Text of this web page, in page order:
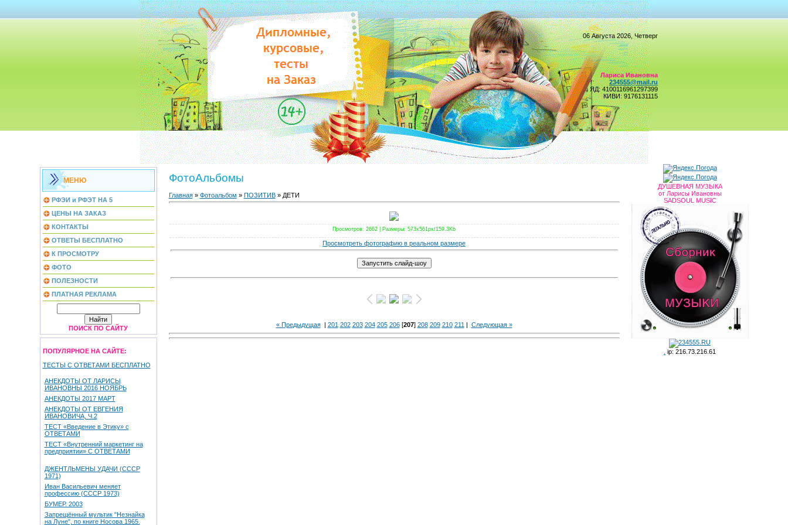
06 Августа 2026, Четверг
Лариса Ивановна
234555@mail.ru
ЯД: 4100116961297399
КИВИ: 9176131115
МЕНЮ
РФЭИ и РФЭТ НА 5
ЦЕНЫ НА ЗАКАЗ
КОНТАКТЫ
ОТВЕТЫ БЕСПЛАТНО
К ПРОСМОТРУ
ФОТО
ПОЛЕЗНОСТИ
ПЛАТНАЯ РЕКЛАМА
ПОИСК ПО САЙТУ
ПОПУЛЯРНОЕ НА САЙТЕ:
ТЕСТЫ С ОТВЕТАМИ БЕСПЛАТНО
АНЕКДОТЫ ОТ ЛАРИСЫ
ИВАНОВНЫ 2016 НОЯБРЬ
АНЕКДОТЫ 2017 МАРТ
АНЕКДОТЫ ОТ ЕВГЕНИЯ
ИВАНОВИЧА, Ч.2
ТЕСТ «Введение в Этику» с
ОТВЕТАМИ
ТЕСТ «Внутренний маркетинг на
предприятии» С ОТВЕТАМИ
ДЖЕНТЛЬМЕНЫ УДАЧИ (СССР
1971)
Иван Васильевич меняет
профессию (СССР 1973)
БУМЕР. 2003
Запрещённый мультик "Незнайка
на Луне", по книге Носова 1965.
ФотоАльбомы
Главная» Фотоальбом » ПОЗИТИВ» ДЕТИ
Просмотров: 2662 | Размеры: 573x561px/159.3Kb
Просмотреть фотографию в реальном размере
« Предыдущая| 201 202 203 204 205 206[207] 208 209 210 211 | Следующая »
ДУШЕВНАЯ МУЗЫКА
от Ларисы Ивановны
SADSOUL MUSIC
ip: 216.73.216.61